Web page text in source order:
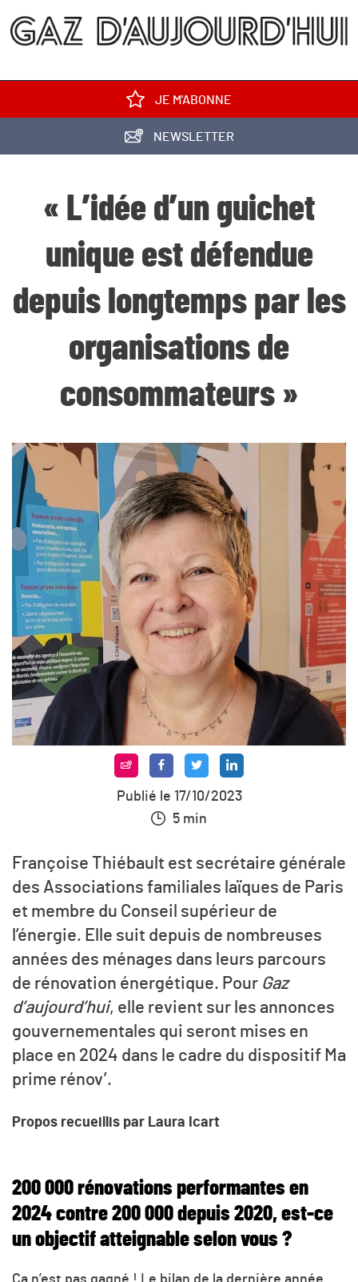
JE M'ABONNE
NEWSLETTER
« L’idée d’un guichet
unique est défendue
depuis longtemps par les
organisations de
consommateurs »
Publié le 17/10/2023
5 min
Françoise Thiébault est secrétaire générale
des Associations familiales laïques de Paris
et membre du Conseil supérieur de
l’énergie. Elle suit depuis de nombreuses
années des ménages dans leurs parcours
de rénovation énergétique. Pour Gaz
d’aujourd’hui, elle revient sur les annonces
gouvernementales qui seront mises en
place en 2024 dans le cadre du dispositif Ma
prime rénov’.
Propos recueillis par Laura Icart
200 000 rénovations performantes en
2024 contre 200 000 depuis 2020, est-ce
un objectif atteignable selon vous ?